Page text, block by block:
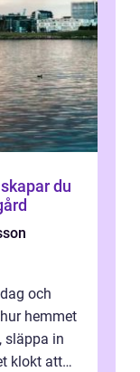
och
hemmet
släppa in
klokt att